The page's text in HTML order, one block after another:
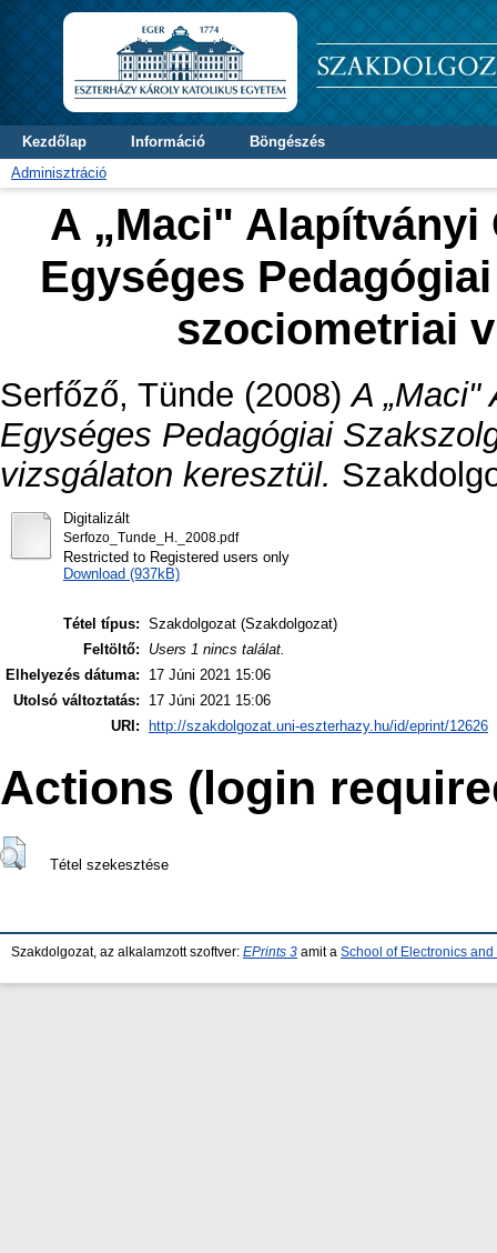
Kezdőlap Információ
Böngészés
Adminisztráció
A „Maci" Alapítványi
Egységes
szociometriai
Serfőző, Tünde (2008)A
Egységes Pedagógiai
vizsgálaton keresztül.
Digitalizált
Serfozo_Tunde_H._2008.pdf
Restricted to Registered users only
Download (937kB)
Tétel típus: Szakdolgozat (Szakdolgozat)
Feltöltő:
Users 1 nincs találat.
Elhelyezés dátuma:
17 Júni 2021 15:06
Utolsó változtatás:
17 Júni 2021 15:06
URI:
http://szakdolgozat.uni-eszterhazy.hu/id/eprint/12626
Actions (login
Tétel szekesztése
Szakdolgozat, az alkalamzott szoftver: EPrints 3 amit a School of Electronics